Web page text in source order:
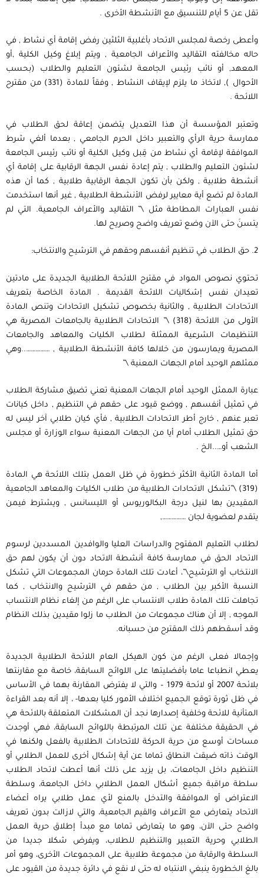
تقل عن 5 أيام للتنسيق مع الأنشطة الأخرى .
وأعطى رخصة لمجلس الاتحاد بأغلبية الثلثين رفض إقامة أي نشاط , في
حاله مخالفته التقاليد والأعراف الجامعية , ويتم إبلاغ وكيل الكلية ,أو
المعهد, أو نائب رئيس الجامعة لشئون التعليم والطلاب (بحسب
الأحوال ), لاتخاذ ما يلزم لإيقاف النشاط , وفقاً للمادة (331) من مقترح
اللائحة .
وتعتبر المؤسسة أن هذا التعديل يتضمن إعاقة لحق الطلاب في
ممارسة حرية الرأي والتعبير داخل الحرم الجامعي , بعدما ألغي شرط
الموافقة لإقامة أي نشاط من قِبل وكيل الكلية أو نائب رئيس الجامعة
لشئون التعليم والطلاب , يتم إعادة نفس الجهة الرقابية على إقامة أي
أنشطة طلابية , ولكن بأن تكون الجهة الرقابية طلابية , كما أن هذه
المادة لم تضع أية معايير لرفض الأنشطة الطلابية , غير أنها استخدمت
نفس العبارات المطاطة مثل \” التقاليد والأعراف الجامعية. التي لم
يتسنَ حتى الآن وضع تعريف واضح وصريح لها.
2. حق الطلاب في تنظيم أنفسهم وحقهم في الترشيح والانتخاب:
تحتوي نصوص المواد في مقترح اللائحة الطلابية الجديدة على مادتين
تعيدان نفس إشكاليات اللائحة القديمة . المادة الخاصة بتعريف
الاتحادات الطلابية , والثانية بخصوص تشكيل الاتحادات وتنص المادة
الأولى من اللائحة (318) \” الاتحادات الطلابية بالجامعات المصرية هي
التنظيمات الشرعية الممثلة لطلاب الكليات والمعاهد والجامعات
المصرية ويمارسون من خلالها كافة الأنشطة الطلابية , ……………..وهي
ممثلهم الوحيد أمام الجهات المعنية \”
عبارة الممثل الوحيد أمام الجهات المعنية تعني تضيق مشاركة الطلاب
في تمثيل أنفسهم , ووضع قيود على حقهم في التنظيم , داخل كيانات
تعبر عنهم , خارج أطر الاتحادات الطلابية , فأي كيان طلابي آخر ليس له
حق تمثيل الطلاب أمام أيا من الجهات المعنية سواء الوزارة أو مجلس
الشعب أو…..الخ .
أما المادة الثانية الأكثر خطورة في ظل العمل بتلك اللائحة هي المادة
(319) \”تشكل الاتحادات الطلابية من طلاب الكليات والمعاهد الجامعية
المقيدين بها لنيل درجة البكالوريوس أو الليسانس , ويشترط فيمن
يتقدم لعضوية لجان ……………,
لطلاب التعليم المفتوح والدراسات العليا والوافدين المسددين لرسوم
الاتحاد الحق في ممارسة كافة أنشطة الاتحاد دون أن يكون لهم حق
الانتخاب أو الترشيح\”، أعادت تلك المادة حرمان المجموعات التي تشكل
النسبة الأكبر بين الطلاب , من حقهم في الترشيح والانتخاب , كما
تجاهلت تلك المادة طلاب الانتساب على الرغم من إلغاء نظام الانتساب
الموجه , إلا أن هناك مجموعات من الطلاب ما زلوا مقيدين بذلك النظام
وقد أسقطهم ذلك المقترح من حسبانه.
وإجمالا فعلى الرغم من كون الهيكل العام اللائحة الطلابية الجديدة
يعطي انطباعا عاما بأفضليتها على اللوائح السابقة، خاصة مع مقارنتها
بلائحة 2007 أو لائحة 1979 – والتي لا يفترض المقارنة بهما في الأساس
في ظل ثورة توقع الجميع اختلاف الأمور كليا بعدها- ، إلا أنه بعد القراءة
المتأنية للائحة وخلفية إصدارها نجد أن المشكلات المتعلقة باللائحة هي
في الحقيقة مختلفة عن تلك المرتبطة باللوائح السابقة، فهي أوجدت
مساحات أوسع من حرية الحركة للاتحادات الطلابية بالفعل ولكنها في
الوقت ذاته ضيقت النطاق تماما عن أية إشكال أخرى للعمل الطلابي أو
التنظيم داخل الجامعات، بل يزيد على ذلك أنها أعطت لاتحاد الطلاب
سلطة مراقبة جميع أشكال العمل الطلابي داخل الجامعة، وسلطة
الاعتراض أو الموافقة والتدخل بالمنع لأي عمل طلابي يراه أعضاء
الاتحاد يتعارض مع الأعراف والقيم الجامعية، والتي لازالت بدون تعريف
واضح حتى الآن، وهو ما يتعارض تماما مع مبدأ إطلاق حرية العمل
الطلابي وحرية التعبير والتنظيم للطلاب، ويفرض شكلا جديدا من
السلطة والرقابة من مجموعة طلابية على المجموعات الأخرى، وهو أمر
بالغ الخطورة ينبغي الانتباه له حتى لا نقع في دائرة جديدة من القيود على